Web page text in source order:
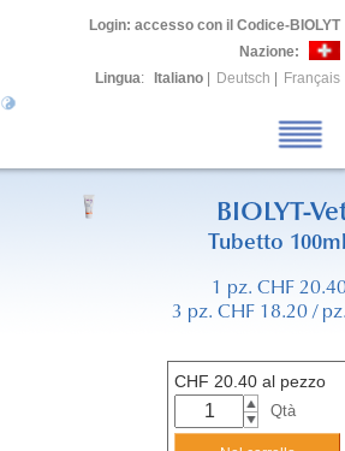
Login: accesso con il Codice-BIOLYT
Nazione:
Lingua: Italiano Deutsch Français
BIOLYT-
Tubetto
1 pz. CHF
3 pz. CHF 18.20 /
CHF 20.40 al pezzo
Qtà